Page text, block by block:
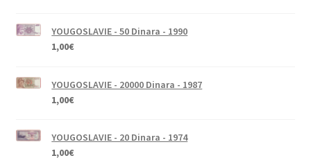
YOUGOSLAVIE - 50 Dinara - 1990
1,00€
YOUGOSLAVIE - 20000 Dinara - 1987
1,00€
YOUGOSLAVIE - 20 Dinara - 1974
1,00€